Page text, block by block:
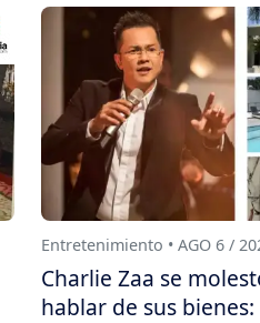
Entretenimiento • AGO 6 /
Charlie Zaa se
hablar de sus